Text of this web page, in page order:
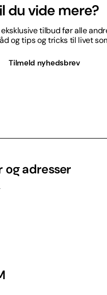
du vide mere?
tilbud før alle
og tips og tricks til livet
Tilmeld nyhedsbrev
adresser